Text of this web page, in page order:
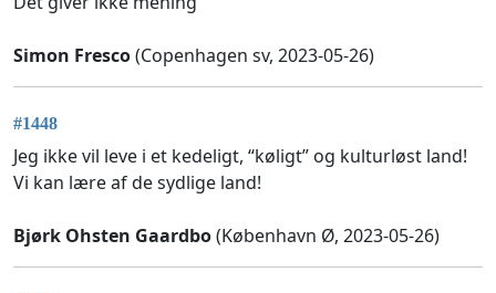
Simon Fresco(Copenhagen sv, 2023-05-26)
#1448
Jeg ikke vil leve i et kedeligt, “køligt” og kulturløst land!
Vi kan lære af de sydlige land!
Bjørk Ohsten Gaardbo(København Ø, 2023-05-26)